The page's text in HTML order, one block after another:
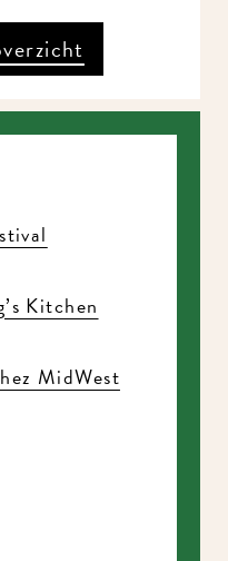
Kitchen
MidWest